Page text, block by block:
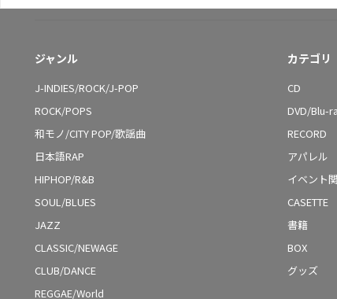
ジャンル
J-INDIES/ROCK/J-POP
ROCK/POPS
和モノ/CITY POP/歌謡曲
日本語RAP
HIPHOP/R&B
SOUL/BLUES
JAZZ
CLASSIC/NEWAGE
CLUB/DANCE
REGGAE/World
カテゴリ
CD
DVD/Blu-
RECORD
アパレル
イベント
CASETTE
書籍
BOX
グッズ